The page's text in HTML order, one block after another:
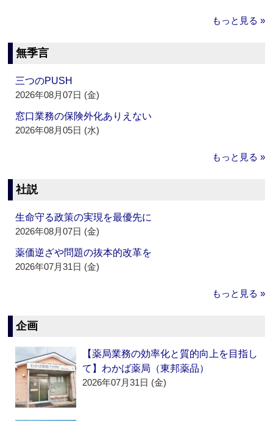
もっと見る »
無季言
三つのPUSH
2026年08月07日 (金)
窓口業務の保険外化ありえない
2026年08月05日 (水)
もっと見る »
社説
生命守る政策の実現を最優先に
2026年08月07日 (金)
薬価逆ざや問題の抜本的改革を
2026年07月31日 (金)
もっと見る »
企画
【薬局業務の効率化と質的向上を目指し
て】わかば薬局（東邦薬品）
2026年07月31日 (金)